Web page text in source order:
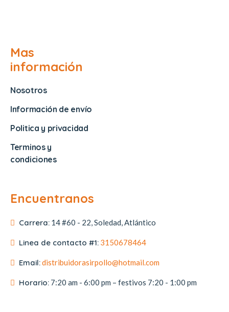
Mas
información
Nosotros
Información de envío
Politica y privacidad
Terminos y
condiciones
Encuentranos
Carrera: 14 #60 - 22, Soledad, Atlántico
Linea de contacto #1: 3150678464
Email:distribuidorasirpollo@hotmail.com
Horario: 7:20 am - 6:00 pm – festivos 7:20 - 1:00 pm